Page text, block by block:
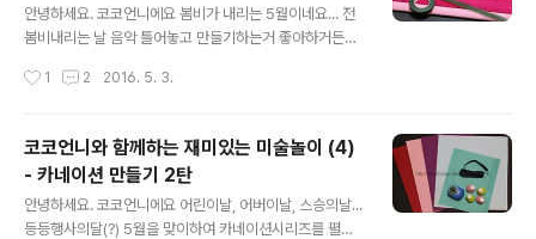
서 만든 액자느낌의 카드였죠. 세번째는 주름지를 이용해
서 카네이션을 만들고 꽃바구니까지 만들었죠. 오늘은 그
선 그래도 나름 다양한 방법으로 만들어보는 것 같아요. 카
안녕하세요. 코코언니에요 봄비가 내리는 5월이네요... 전
봄비내리는 날 음악 틀어놓고 만들기하는거 좋아하거든요.
에 집중한다는건 잡생각도 사라지고 오히려 머리를 비울
악과 함께 만들기를 했어요. 카네이션 만들기 세번째 시리
즈~ 오늘은 카네이션 바구니를 만들어볼거예요. 한 순간도
놓치지 마시고 코코언니와 함께하는 재미있는 미술놀이에
집중해주세요! 지금부터 시작합니당^^ 카네이션 만들기 3
탄 ▼오늘은 주름지를 이용해서 카네이션을 만들어볼께요
1 2 2016. 5. 3.
코코언니와 함께하는 재미있는 미술놀이 (4)
- 카네이션 만들기 2탄
안녕하세요. 코코언니에요 어린이날, 어버이날, 스승의날...
등등행사의달(?) 5월을 맞이하여 카네이션시리즈를 펼치